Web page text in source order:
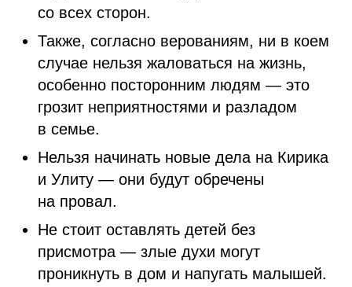
со всех сторон.
Также, согласно верованиям, ни в коем
случае нельзя жаловаться на жизнь,
особенно посторонним людям — это
грозит неприятностями и разладом
в семье.
Нельзя начинать новые дела на Кирика
и Улиту — они будут обречены
на провал.
Не стоит оставлять детей без
присмотра — злые духи могут
проникнуть в дом и напугать малышей.